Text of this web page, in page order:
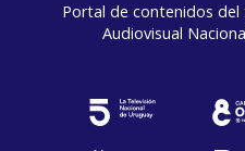
Portal de contenidos del
Audiovisual